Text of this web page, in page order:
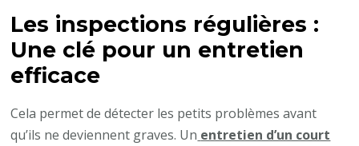
Les inspections régulières :
Une clé pour un entretien
efficace
Cela permet de détecter les petits problèmes avant
qu’ils ne deviennent graves. Un entretien d’un court